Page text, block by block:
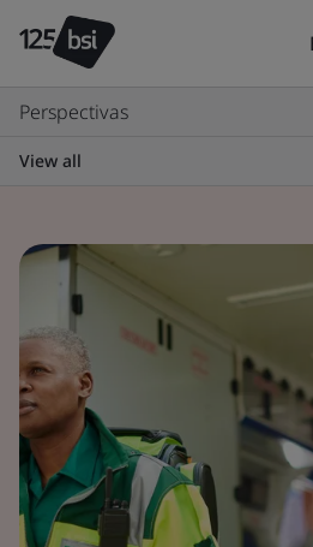
Perspectivas
View all